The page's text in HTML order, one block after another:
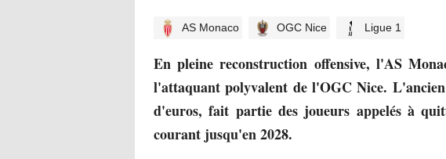
AS Monaco OGC Nice Ligue 1
En pleine reconstruction offensive, l'AS
l'attaquant polyvalent de l'OGC Nice.
d'euros, fait partie des joueurs appelés à
courant jusqu'en 2028.